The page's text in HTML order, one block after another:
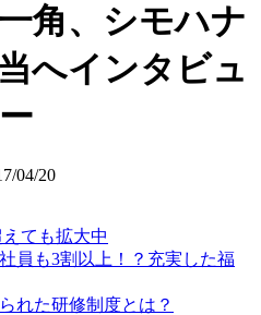
角、シモハナ
へインタビュ
ー
04/20
ても拡大中
員も3割以上！？充実した福
れた研修制度とは？